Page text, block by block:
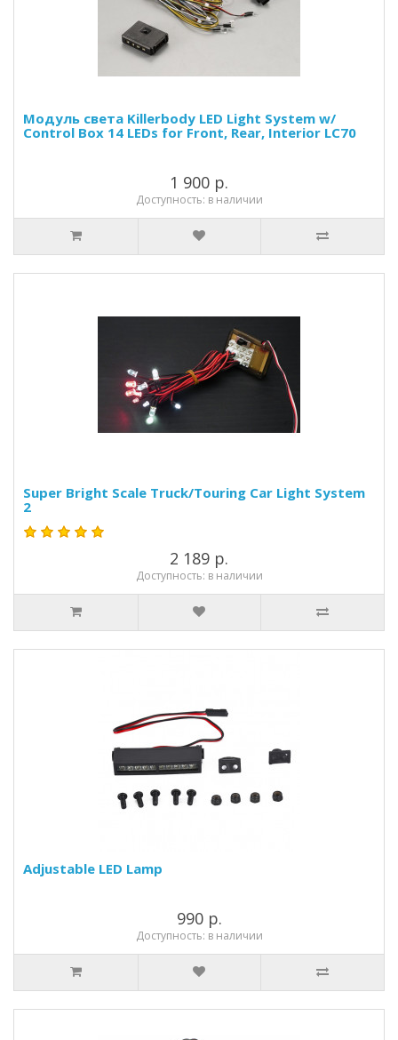
Модуль света Killerbody LED Light System w/
Control Box 14 LEDs for Front, Rear, Interior LC70
1 900 р.
Доступность: в наличии
Super Bright Scale Truck/Touring Car Light System
2
2 189 р.
Доступность: в наличии
Adjustable LED Lamp
990 р.
Доступность: в наличии